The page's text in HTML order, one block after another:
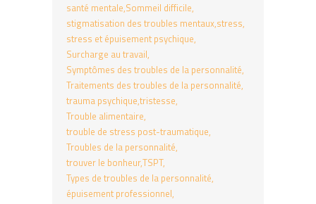
santé mentale Sommeil difficile
stigmatisation des troubles mentaux stress
stress et épuisement psychique
Surcharge au travail
Symptômes des troubles de la personnalité
Traitements des troubles de la personnalité
trauma psychique tristesse
Trouble alimentaire
trouble de stress post-traumatique
Troubles de la personnalité
trouver le bonheurTSPT
Types de troubles de la personnalité
épuisement professionnel